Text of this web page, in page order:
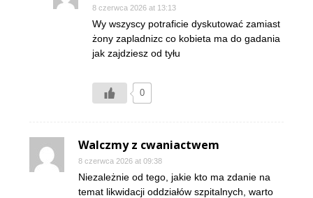
8 czerwca 2026 at 13:13
Wy wszyscy potraficie dyskutować zamiast
żony zapladnizc co kobieta ma do gadania
jak zajdziesz od tyłu
0
Walczmy z cwaniactwem
8 czerwca 2026 at 09:38
Niezależnie od tego, jakie kto ma zdanie na
temat likwidacji oddziałów szpitalnych, warto